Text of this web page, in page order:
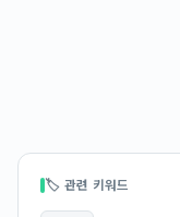
🏷 관련 키워드